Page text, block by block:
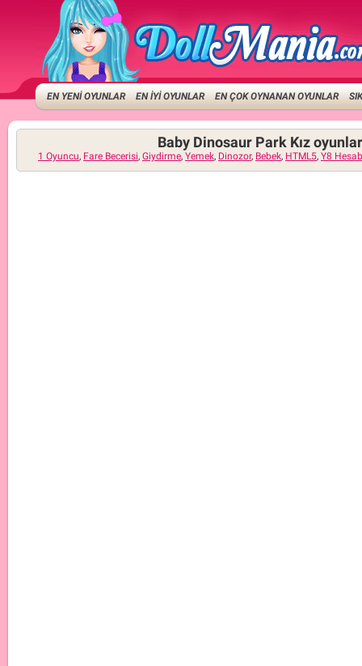
EN YENİ OYUNLAR EN İYİ OYUNLAR EN ÇOK OYNANAN OYUNLAR
Baby Dinosaur Park Kız
1 Oyuncu, Fare Becerisi, Giydirme, Yemek, Dinozor, Bebek, HTML5, Y8